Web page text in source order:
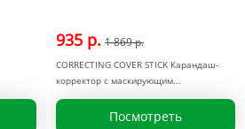
935 р. 1 869 р.
CORRECTING COVER STICK Карандаш-
корректор с маскирующим
Посмотреть